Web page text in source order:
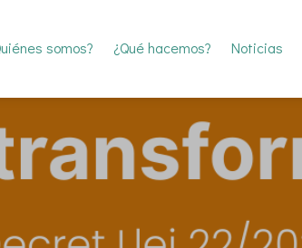
somos? ¿Qué hacemos? Noticias